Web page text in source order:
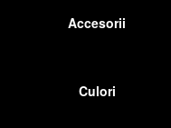
Accesorii
Culori